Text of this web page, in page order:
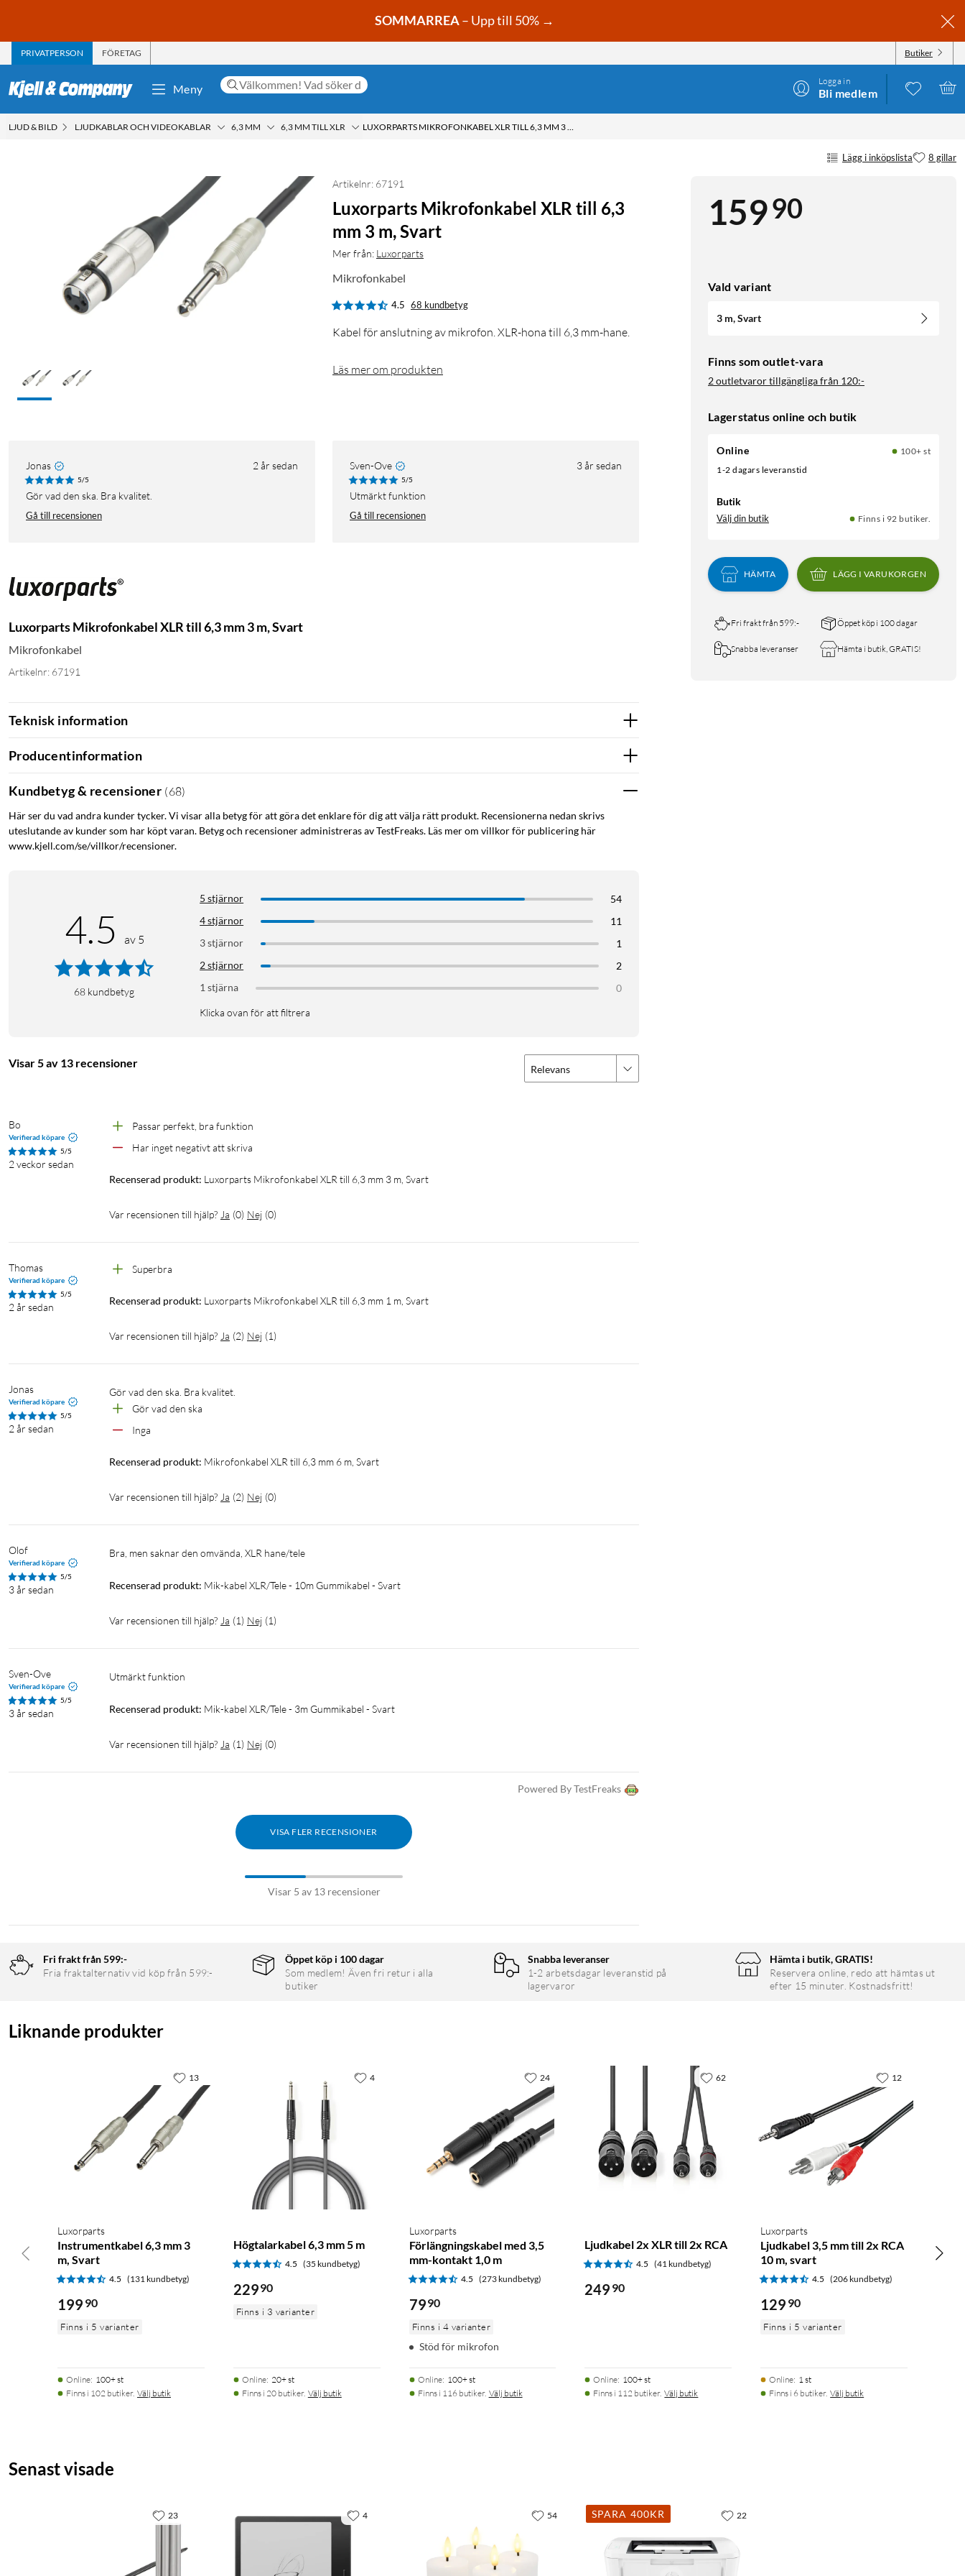
SOMMARREA– Upp till 50% →
PRIVATPERSON FÖRETAG Butiker
Meny
Logga in
Bli medlem
LJUD & BILD LJUDKABLAR OCH VIDEOKABLAR 6,3 MM 6,3 MM TILL XLR LUXORPARTS MIKROFONKABEL XLR TILL 6,3 MM 3 M, SVART
Lägg i inköpslista 8 gillar
15990
Vald variant
3 m, Svart
Finns som outlet-vara
2 outletvaror tillgängliga från 120:-
Lagerstatus online och butik
Online
100+ st
1-2 dagars leveranstid
Butik
Välj din butik Finns i 92 butiker.
HÄMTA LÄGG I VARUKORGEN
Fri frakt från 599:- Öppet köp i 100 dagar
Snabba leveranser Hämta i butik, GRATIS!
Artikelnr: 67191
Luxorparts Mikrofonkabel XLR till 6,3
mm 3 m, Svart
Mer från: Luxorparts
Mikrofonkabel
4.5 68 kundbetyg
Kabel för anslutning av mikrofon. XLR-hona till 6,3 mm-hane.
Läs mer om produkten
Jonas 2 år sedan
5/5
Gör vad den ska. Bra kvalitet.
Gå till recensionen
Sven-Ove 3 år sedan
5/5
Utmärkt funktion
Gå till recensionen
Luxorparts Mikrofonkabel XLR till 6,3 mm 3 m, Svart
Mikrofonkabel
Artikelnr: 67191
Teknisk information
Producentinformation
Kundbetyg & recensioner (68)
Här ser du vad andra kunder tycker. Vi visar alla betyg för att göra det enklare för dig att välja rätt produkt. Recensionerna nedan skrivs
uteslutande av kunder som har köpt varan. Betyg och recensioner administreras av TestFreaks. Läs mer om villkor för publicering här
www.kjell.com/se/villkor/recensioner.
4.5 av 5
68 kundbetyg
5 stjärnor
54
4 stjärnor
11
3 stjärnor
1
2 stjärnor
2
1 stjärna
0
Klicka ovan för att filtrera
Visar 5 av 13 recensioner Relevans
Bo
Verifierad köpare
5/5
2 veckor sedan
Passar perfekt, bra funktion
Har inget negativt att skriva
Recenserad produkt: Luxorparts Mikrofonkabel XLR till 6,3 mm 3 m, Svart
Var recensionen till hjälp? Ja (0) Nej (0)
Thomas
Verifierad köpare
5/5
2 år sedan
Superbra
Recenserad produkt: Luxorparts Mikrofonkabel XLR till 6,3 mm 1 m, Svart
Var recensionen till hjälp? Ja (2) Nej (1)
Jonas
Verifierad köpare
5/5
2 år sedan
Gör vad den ska. Bra kvalitet.
Gör vad den ska
Inga
Recenserad produkt: Mikrofonkabel XLR till 6,3 mm 6 m, Svart
Var recensionen till hjälp? Ja (2) Nej (0)
Olof
Verifierad köpare
5/5
3 år sedan
Bra, men saknar den omvända, XLR hane/tele
Recenserad produkt: Mik-kabel XLR/Tele - 10m Gummikabel - Svart
Var recensionen till hjälp? Ja (1) Nej (1)
Sven-Ove
Verifierad köpare
5/5
3 år sedan
Utmärkt funktion
Recenserad produkt: Mik-kabel XLR/Tele - 3m Gummikabel - Svart
Var recensionen till hjälp? Ja (1) Nej (0)
Powered By TestFreaks
VISA FLER RECENSIONER
Visar 5 av 13 recensioner
Fri frakt från 599:-
Fria fraktalternativ vid köp från 599:-
Öppet köp i 100 dagar
Som medlem! Även fri retur i alla
butiker
Snabba leveranser
1-2 arbetsdagar leveranstid på
lagervaror
Hämta i butik, GRATIS!
Reservera online, redo att hämtas ut
efter 15 minuter. Kostnadsfritt!
Liknande produkter
Luxorparts
Instrumentkabel 6,3 mm 3
m, Svart
4.5 (131 kundbetyg)
199 90
Finns i 5 varianter
Online: 100+ st
Finns i 102 butiker. Välj butik
13
Högtalarkabel 6,3 mm 5 m
4.5 (35 kundbetyg)
22990
Finns i 3 varianter
Online: 20+ st
Finns i 20 butiker. Välj butik
4
Luxorparts
Förlängningskabel med 3,5
mm-kontakt 1,0 m
4.5 (273 kundbetyg)
7990
Finns i 4 varianter
Stöd för mikrofon
Online: 100+ st
Finns i 116 butiker. Välj butik
24
Ljudkabel 2x XLR till 2x RCA
4.5 (41 kundbetyg)
249 90
Online: 100+ st
Finns i 112 butiker. Välj butik
62
Luxorparts
Ljudkabel 3,5 mm till 2x RCA
10 m, svart
4.5 (206 kundbetyg)
129 90
Finns i 5 varianter
Online: 1 st
Finns i 6 butiker. Välj butik
12
Senast visade
23 4 54 SPARA 400KR 22